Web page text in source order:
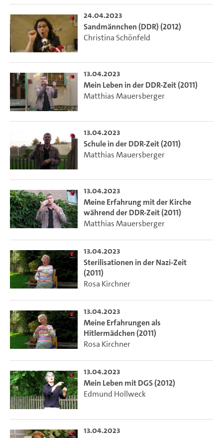
24.04.2023
Sandmännchen (DDR) (2012)
Christina Schönfeld
13.04.2023
Mein Leben in der DDR-Zeit (2011)
Matthias Mauersberger
13.04.2023
Schule in der DDR-Zeit (2011)
Matthias Mauersberger
13.04.2023
Meine Erfahrung mit der Kirche
während der DDR-Zeit (2011)
Matthias Mauersberger
13.04.2023
Sterilisationen in der Nazi-Zeit
(2011)
Rosa Kirchner
13.04.2023
Meine Erfahrungen als
Hitlermädchen (2011)
Rosa Kirchner
13.04.2023
Mein Leben mit DGS (2012)
Edmund Hollweck
13.04.2023